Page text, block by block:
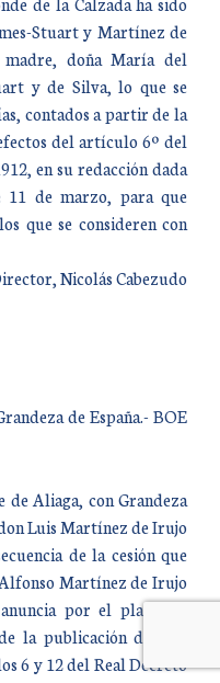
Stuart y Martínez de
doña María del
y de Silva, lo que se
contados a partir de la
del artículo 6º del
en su redacción dada
11 de marzo, para que
que se consideren con
Nicolás Cabezudo
de España.- BOE
Aliaga, con Grandeza
Luis Martínez de Irujo
de la cesión que
Martínez de Irujo
por el plazo de
la publicación de este
6 y 12 del Real Decreto